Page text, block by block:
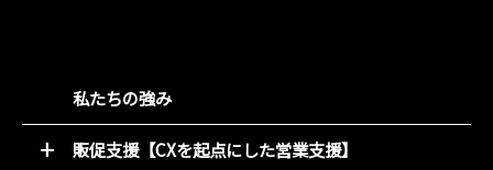
私たちの強み
販促支援【CXを起点にした営業支援】